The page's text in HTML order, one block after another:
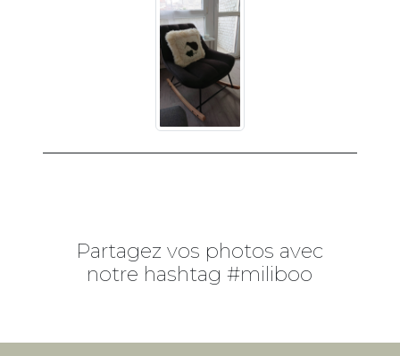
Partagez vos photos avec
notre hashtag #miliboo